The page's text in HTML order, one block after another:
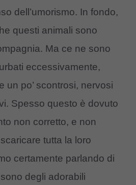
dell’umorismo. In fondo,
questi animali sono
Ma ce ne sono
eccessivamente,
un po’ scontrosi, nervosi
Spesso questo è dovuto
non corretto, e non
tutta la loro
certamente parlando di
degli adorabili